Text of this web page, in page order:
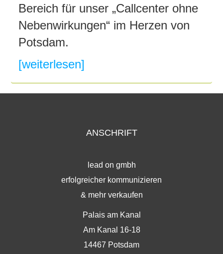
Bereich für unser „Callcenter ohne
Nebenwirkungen“ im Herzen von
Potsdam.
[weiterlesen]
ANSCHRIFT
lead on gmbh
erfolgreicher kommunizieren
& mehr verkaufen
Palais am Kanal
Am Kanal 16-18
14467 Potsdam